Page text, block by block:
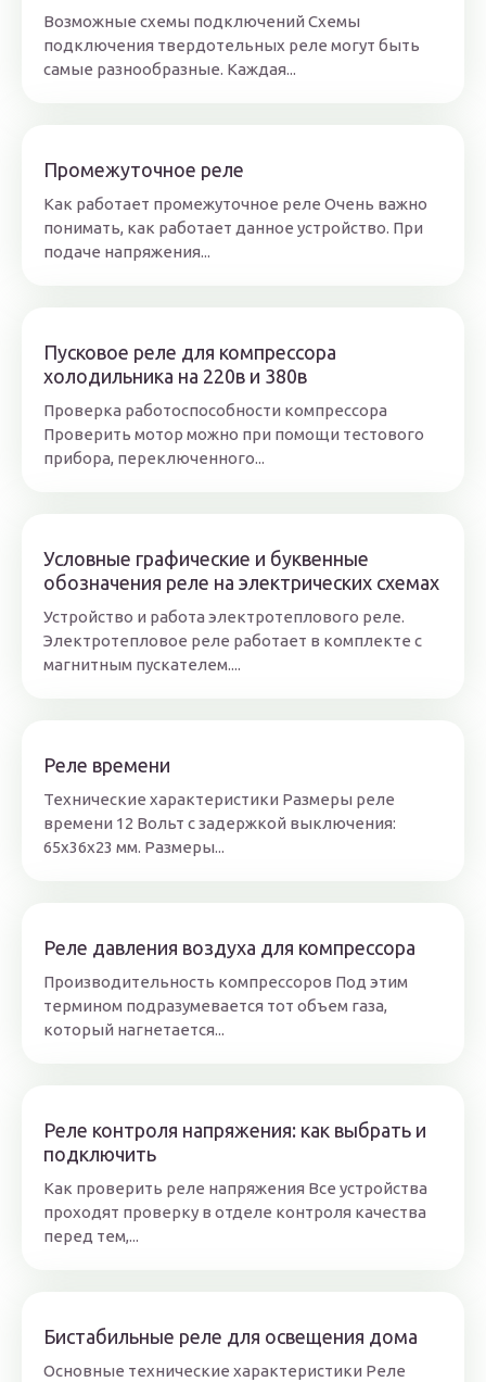
Возможные схемы подключений Схемы
подключения твердотельных реле могут быть
самые разнообразные. Каждая...
Промежуточное реле
Как работает промежуточное реле Очень важно
понимать, как работает данное устройство. При
подаче напряжения...
Пусковое реле для компрессора
холодильника на 220в и 380в
Проверка работоспособности компрессора
Проверить мотор можно при помощи тестового
прибора, переключенного...
Условные графические и буквенные
обозначения реле на электрических схемах
Устройство и работа электротеплового реле.
Электротепловое реле работает в комплекте с
магнитным пускателем....
Реле времени
Технические характеристики Размеры реле
времени 12 Вольт с задержкой выключения:
65х36х23 мм. Размеры...
Реле давления воздуха для компрессора
Производительность компрессоров Под этим
термином подразумевается тот объем газа,
который нагнетается...
Реле контроля напряжения: как выбрать и
подключить
Как проверить реле напряжения Все устройства
проходят проверку в отделе контроля качества
перед тем,...
Бистабильные реле для освещения дома
Основные технические характеристики Реле